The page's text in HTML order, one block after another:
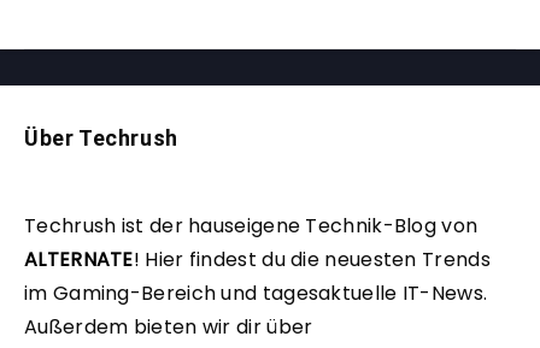
Über Techrush
Techrush ist der hauseigene Technik-Blog von
ALTERNATE! Hier findest du die neuesten Trends
im Gaming-Bereich und tagesaktuelle IT-News.
Außerdem bieten wir dir über